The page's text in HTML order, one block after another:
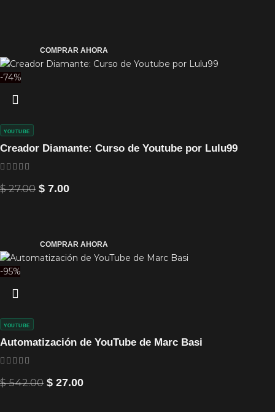
COMPRAR AHORA
-74%
Creador Diamante: Curso de Youtube por Lulu99
YOUTUBE
$27.00 $ 7.00
COMPRAR AHORA
-95%
Automatización de YouTube de Marc Basi
YOUTUBE
$542.00 $ 27.00